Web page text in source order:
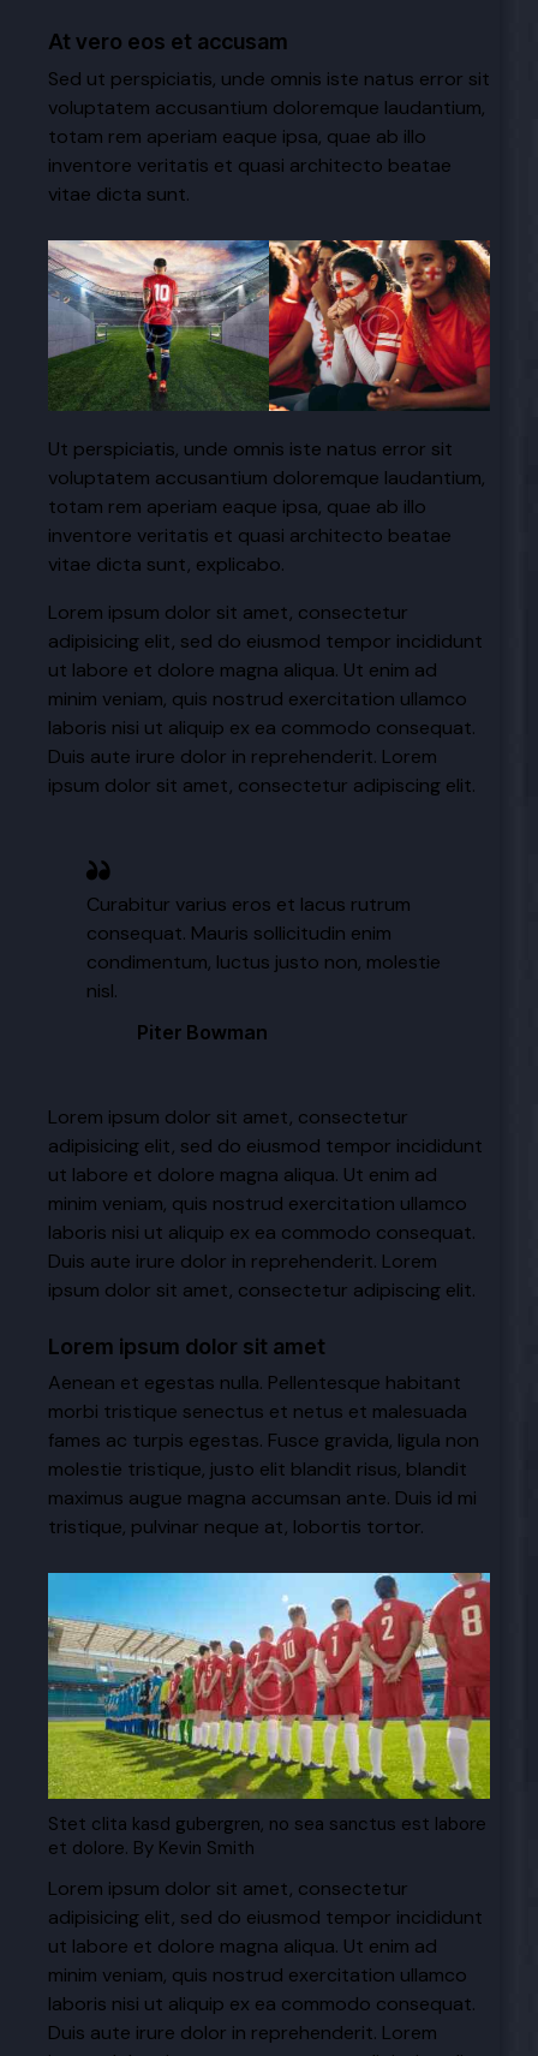
At vero eos et accusam
Sed ut perspiciatis, unde omnis iste natus error sit
voluptatem accusantium doloremque laudantium,
totam rem aperiam eaque ipsa, quae ab illo
inventore veritatis et quasi architecto beatae
vitae dicta sunt.
Ut perspiciatis, unde omnis iste natus error sit
voluptatem accusantium doloremque laudantium,
totam rem aperiam eaque ipsa, quae ab illo
inventore veritatis et quasi architecto beatae
vitae dicta sunt, explicabo.
Lorem ipsum dolor sit amet, consectetur
adipisicing elit, sed do eiusmod tempor incididunt
ut labore et dolore magna aliqua. Ut enim ad
minim veniam, quis nostrud exercitation ullamco
laboris nisi ut aliquip ex ea commodo consequat.
Duis aute irure dolor in reprehenderit. Lorem
ipsum dolor sit amet, consectetur adipiscing elit.
Curabitur varius eros et lacus rutrum
consequat. Mauris sollicitudin enim
condimentum, luctus justo non, molestie
nisl.
Piter Bowman
Lorem ipsum dolor sit amet, consectetur
adipisicing elit, sed do eiusmod tempor incididunt
ut labore et dolore magna aliqua. Ut enim ad
minim veniam, quis nostrud exercitation ullamco
laboris nisi ut aliquip ex ea commodo consequat.
Duis aute irure dolor in reprehenderit. Lorem
ipsum dolor sit amet, consectetur adipiscing elit.
Lorem ipsum dolor sit amet
Aenean et egestas nulla. Pellentesque habitant
morbi tristique senectus et netus et malesuada
fames ac turpis egestas. Fusce gravida, ligula non
molestie tristique, justo elit blandit risus, blandit
maximus augue magna accumsan ante. Duis id mi
tristique, pulvinar neque at, lobortis tortor.
Stet clita kasd gubergren, no sea sanctus est labore
et dolore. By Kevin Smith
Lorem ipsum dolor sit amet, consectetur
adipisicing elit, sed do eiusmod tempor incididunt
ut labore et dolore magna aliqua. Ut enim ad
minim veniam, quis nostrud exercitation ullamco
laboris nisi ut aliquip ex ea commodo consequat.
Duis aute irure dolor in reprehenderit. Lorem